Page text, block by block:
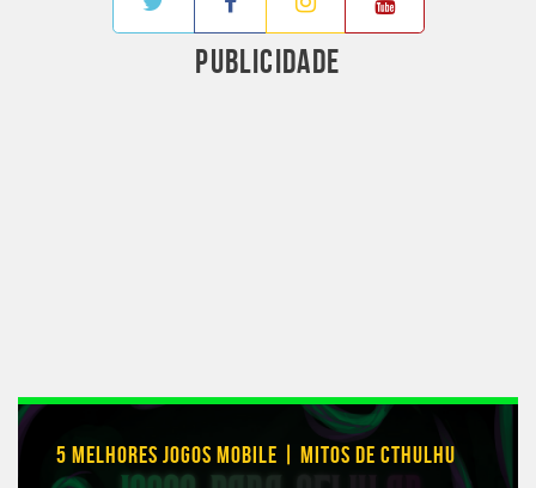
PUBLICIDADE
5 MELHORES JOGOS MOBILE | MITOS DE CTHULHU